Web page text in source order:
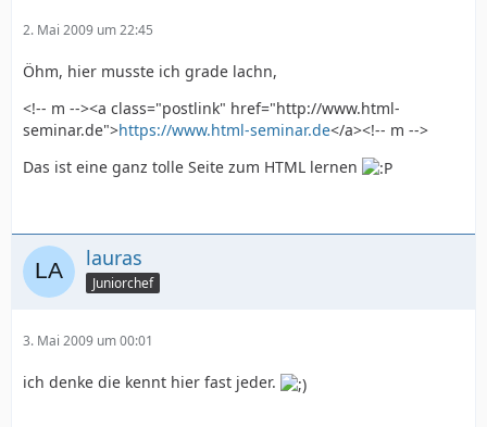
2. Mai 2009 um 22:45
Öhm, hier musste ich grade lachn,
<!-- m --><a class="postlink" href="http://www.html-
seminar.de">https://www.html-seminar.de</a><!-- m -->
Das ist eine ganz tolle Seite zum HTML lernen
lauras
Juniorchef
3. Mai 2009 um 00:01
ich denke die kennt hier fast jeder.